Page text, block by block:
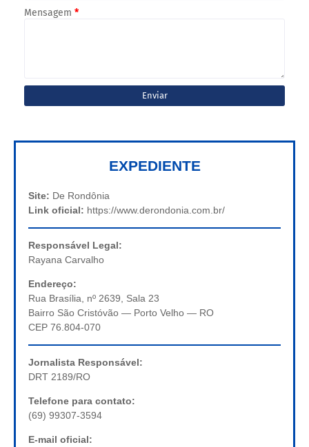
Mensagem *
EXPEDIENTE
Site: De Rondônia
Link oficial: https://www.derondonia.com.br/
Responsável Legal:
Rayana Carvalho
Endereço:
Rua Brasília, nº 2639, Sala 23
Bairro São Cristóvão — Porto Velho — RO
CEP 76.804-070
Jornalista Responsável:
DRT 2189/RO
Telefone para contato:
(69) 99307-3594
E-mail oficial: